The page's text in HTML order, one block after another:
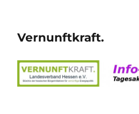
Vernunftkraft.